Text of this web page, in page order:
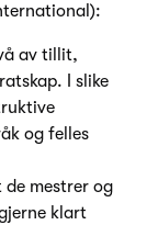
av tillit,
I slike
og felles
mestrer og
klart